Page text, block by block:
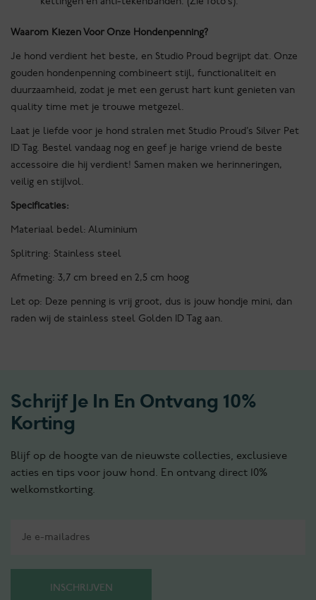
Waarom Kiezen Voor Onze Hondenpenning?
Je hond verdient het beste, en Studio Proud begrijpt dat. Onze
gouden hondenpenning combineert stijl, functionaliteit en
duurzaamheid, zodat je met een gerust hart kunt genieten van
quality time met je trouwe metgezel.
Laat je liefde voor je hond stralen met Studio Proud’s Silver Pet
ID Tag. Bestel vandaag nog en geef je harige vriend de beste
accessoire die hij verdient! Samen maken we herinneringen,
veilig en stijlvol.
Specificaties:
Materiaal bedel: Aluminium
Splitring: Stainless steel
Afmeting: 3,7 cm breed en 2,5 cm hoog
Let op: Deze penning is vrij groot, dus is jouw hondje mini, dan
raden wij de stainless steel Golden ID Tag aan.
Schrijf Je In En Ontvang 10%
Korting
Blijf op de hoogte van de nieuwste collecties, exclusieve
acties en tips voor jouw hond. En ontvang direct 10%
welkomstkorting.